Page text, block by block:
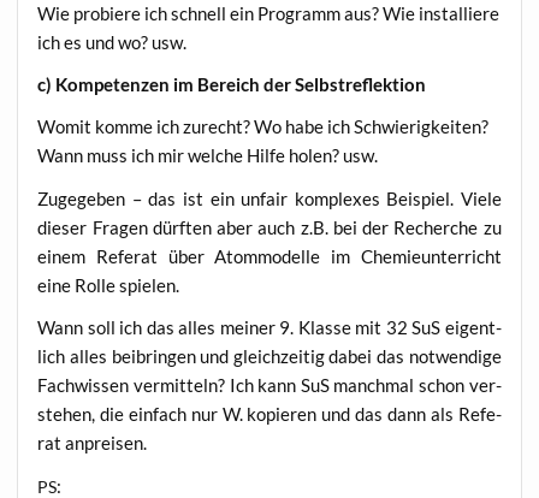
Wie pro­bie­re ich schnell ein Pro­gramm aus? Wie instal­lie­re
ich es und wo? usw.
c) Kom­pe­ten­zen im Bereich der Selbstreflektion
Womit kom­me ich zurecht? Wo habe ich Schwie­rig­kei­ten?
Wann muss ich mir wel­che Hil­fe holen? usw.
Zuge­ge­ben – das ist ein unfair kom­ple­xes Bei­spiel. Vie­le
die­ser Fra­gen dürf­ten aber auch z.B. bei der Recher­che zu
einem Refe­rat über Atom­mo­del­le im Che­mie­un­ter­richt
eine Rol­le spielen.
Wann soll ich das alles mei­ner 9. Klas­se mit 32 SuS eigent­
lich alles bei­brin­gen und gleich­zei­tig dabei das not­wen­di­ge
Fach­wis­sen ver­mit­teln? Ich kann SuS manch­mal schon ver­
ste­hen, die ein­fach nur W. kopie­ren und das dann als Refe­
rat anpreisen.
PS: